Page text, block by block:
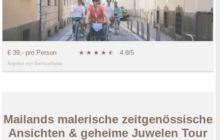
€ 39,- pro Person ★ ★ ★ ★ ★
☆ 4.8/5
Angebot von GetYourGuide
Mailands malerische zeitgenössische
Ansichten & geheime Juwelen Tour